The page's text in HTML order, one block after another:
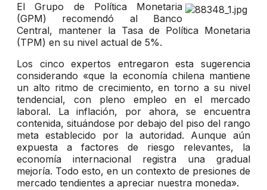
El Grupo de Política Monetaria
(GPM) recomendó al Banco
Central, mantener la Tasa de Política Monetaria
(TPM) en su nivel actual de 5%.
Los cinco expertos entregaron esta sugerencia
considerando «que la economía chilena mantiene
un alto ritmo de crecimiento, en torno a su nivel
tendencial, con pleno empleo en el mercado
laboral. La inflación, por ahora, se encuentra
contenida, situándose por debajo del piso del rango
meta establecido por la autoridad. Aunque aún
expuesta a factores de riesgo relevantes, la
economía internacional registra una gradual
mejoría. Todo esto, en un contexto de presiones de
mercado tendientes a apreciar nuestra moneda».